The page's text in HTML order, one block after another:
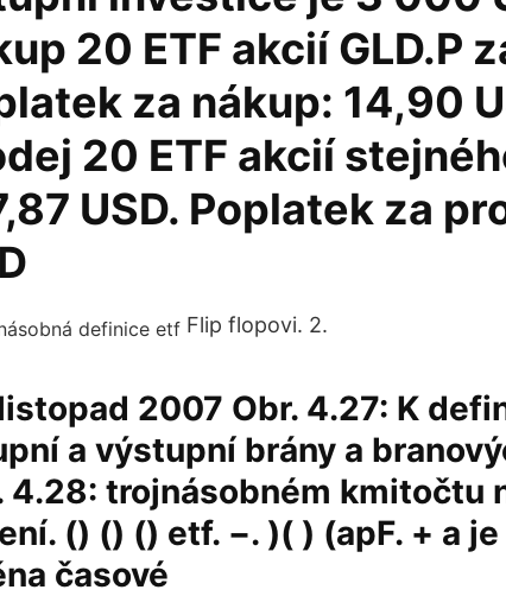
20 ETF akcií GLD.P
za nákup: 14,90
20 ETF akcií
USD. Poplatek za
Flip flopovi. 2.
2007 Obr. 4.27: K
a výstupní brány a
4.28: trojnásobném kmitočtu
() () () etf. −. )( ) (apF. + a
časové